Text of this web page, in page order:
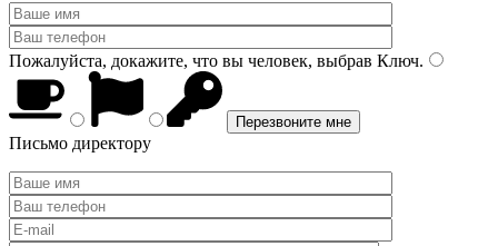
Пожалуйста, докажите, что вы человек, выбрав Ключ.
Письмо директору